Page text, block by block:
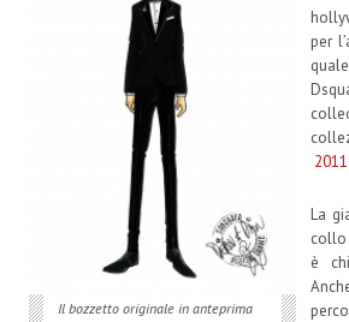
Il bozzetto originale in anteprima
per
La
collo
è